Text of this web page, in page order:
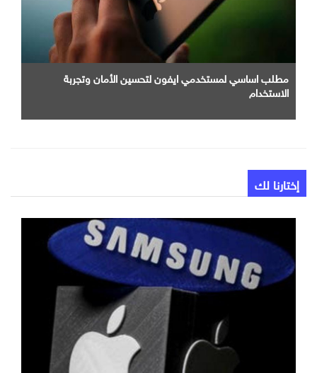
مطلب اساسي لمستخدمي ايفون لتحسين الأمان وتجربة
الاستخدام
إختارنا لك